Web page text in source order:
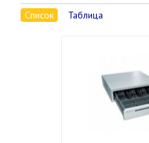
Список
Таблица